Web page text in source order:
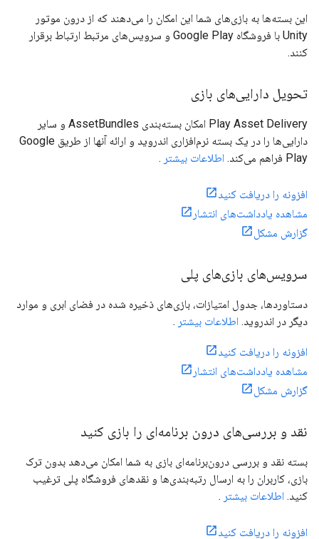
این بسته‌ها به بازی‌های شما این امکان را می‌دهند که از درون موتور
Unity با فروشگاه Google Play و سرویس‌های مرتبط ارتباط برقرار
کنند.
تحویل دارایی‌های بازی
Play Asset Delivery امکان بسته‌بندی AssetBundles و سایر
دارایی‌ها را در یک بسته نرم‌افزاری اندروید و ارائه آنها از طریق Google
Play فراهم می‌کند.
اطلاعات بیشتر .
افزونه را دریافت کنید
مشاهده یادداشت‌های انتشار
گزارش مشکل
سرویس‌های بازی‌های پلی
دستاوردها، جدول امتیازات، بازی‌های ذخیره شده در فضای ابری و موارد
دیگر در اندروید. اطلاعات بیشتر .
افزونه را دریافت کنید
مشاهده یادداشت‌های انتشار
گزارش مشکل
نقد و بررسی‌های درون برنامه‌ای را بازی کنید
بسته نقد و بررسی درون‌برنامه‌ای بازی به شما امکان می‌دهد بدون ترک
بازی، کاربران را به ارسال رتبه‌بندی‌ها و نقدهای فروشگاه پلی ترغیب
کنید. اطلاعات بیشتر .
افزونه را دریافت کنید